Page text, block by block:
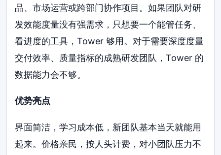
品、市场运营或跨部门协作项目。如果团队对研
发效能度量没有强需求，只想要一个能管任务、
看进度的工具，Tower 够用。对于需要深度度量
交付效率、质量指标的成熟研发团队，Tower 的
数据能力会不够。
优势亮点
界面简洁，学习成本低，新团队基本当天就能用
起来。价格亲民，按人头计费，对小团队压力不